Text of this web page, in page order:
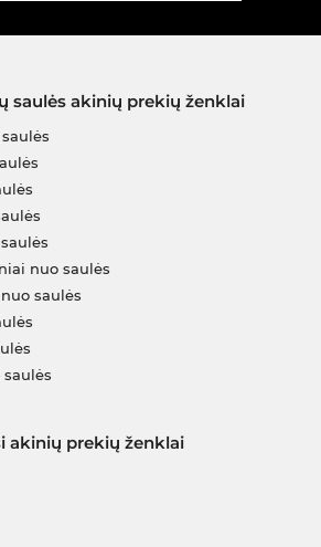
saulės akinių prekių ženklai
nuo saulės
saulės
akinių prekių ženklai